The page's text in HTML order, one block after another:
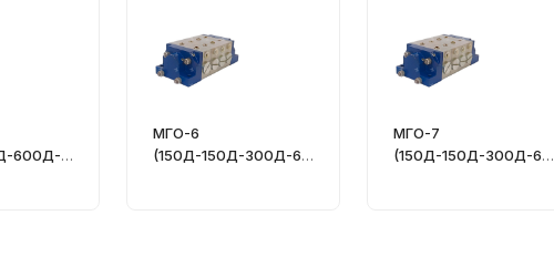
600Д-6
МГО-6
(150Д-150Д-300Д-60
МГО-7
(150Д-150Д-300Д-60